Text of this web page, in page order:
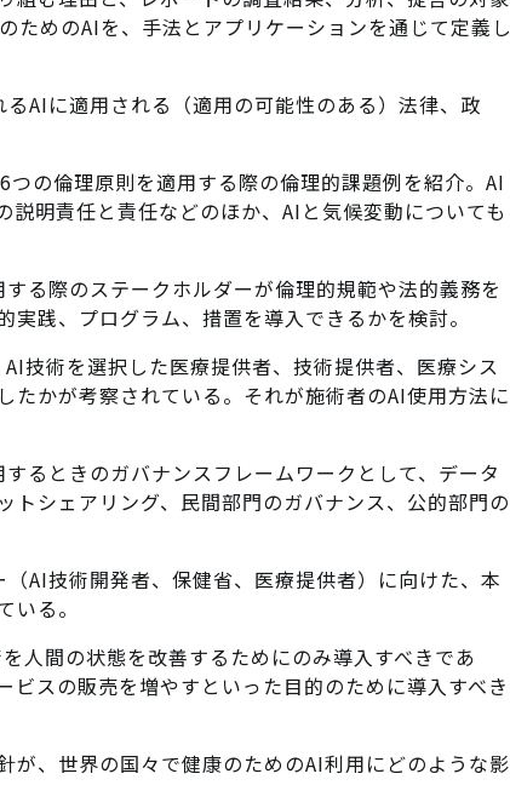
ためのAIを、手法とアプリケーションを通じて定義し
AIに適用される（適用の可能性のある）法律、政
の倫理原則を適用する際の倫理的課題例を紹介。AI
説明責任と責任などのほか、AIと気候変動についても
る際のステークホルダーが倫理的規範や法的義務を
践、プログラム、措置を導入できるかを検討。
技術を選択した医療提供者、技術提供者、医療シス
たかが考察されている。それが施術者のAI使用方法に
るときのガバナンスフレームワークとして、データ
トシェアリング、民間部門のガバナンス、公的部門の
AI技術開発者、保健省、医療提供者）に向けた、本
る。
人間の状態を改善するためにのみ導入すべきであ
ビスの販売を増やすといった目的のために導入すべき
が、世界の国々で健康のためのAI利用にどのような影